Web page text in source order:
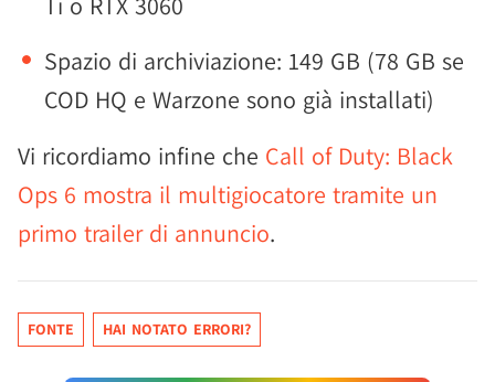
Spazio di archiviazione: 149 GB (78 GB se
COD HQ e Warzone sono già installati)
Vi ricordiamo infine che Call of Duty: Black
Ops 6 mostra il multigiocatore tramite un
primo trailer di annuncio.
FONTE HAI NOTATO ERRORI?